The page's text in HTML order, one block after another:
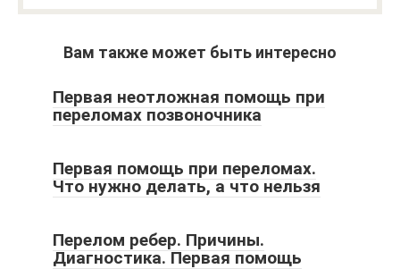
Вам также может быть интересно
Первая неотложная помощь при
переломах позвоночника
Первая помощь при переломах.
Что нужно делать, а что нельзя
Перелом ребер. Причины.
Диагностика. Первая помощь